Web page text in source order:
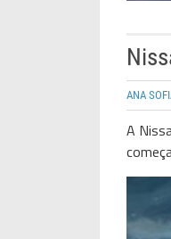
ANA
A